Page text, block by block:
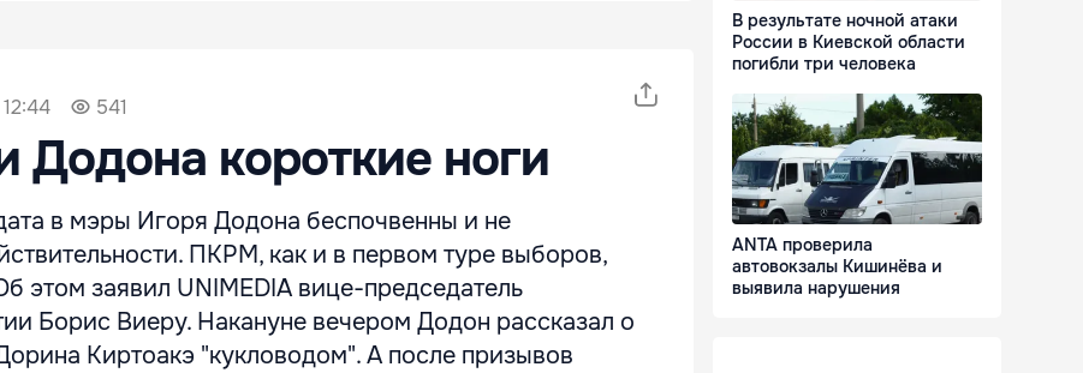
541
короткие ноги
в мэры Игоря Додона беспочвенны и не
ПКРМ, как и в первом туре выборов,
этом заявил UNIMEDIA вице-председатель
Борис Виеру. Накануне вечером Додон рассказал о
Киртоакэ "кукловодом". А после призывов
В результате ночной атаки
России в Киевской области
погибли три человека
ANTA проверила
автовокзалы Кишинёва и
выявила нарушения